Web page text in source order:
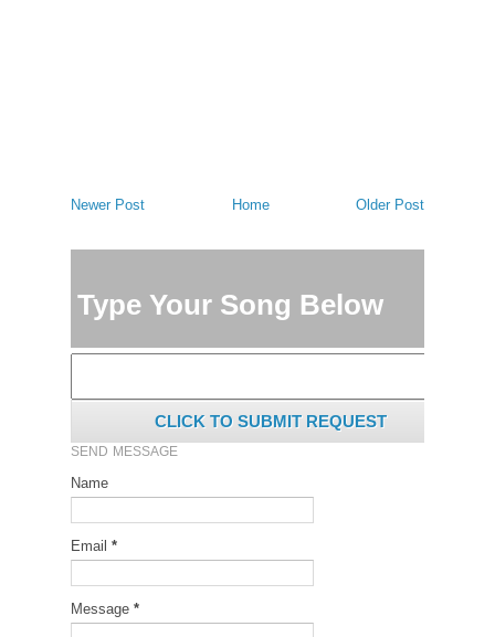
Newer Post Older Post
Home
Type Your Song Below
CLICK TO SUBMIT REQUEST
SEND MESSAGE
Name
Email *
Message *